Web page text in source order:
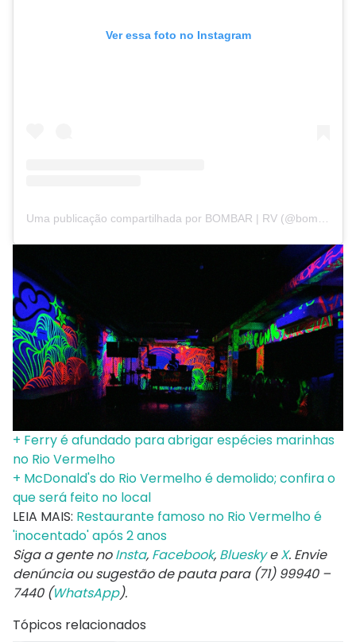
Ver essa foto no Instagram
+ Ferry é afundado para abrigar espécies marinhas
no Rio Vermelho
+ McDonald's do Rio Vermelho é demolido; confira o
que será feito no local
LEIA MAIS: Restaurante famoso no Rio Vermelho é
'inocentado' após 2 anos
Siga a gente noInsta, Facebook, BlueskyeX. Envie
denúncia ou sugestão de pauta para (71) 99940 –
7440 (WhatsApp).
Tópicos relacionados